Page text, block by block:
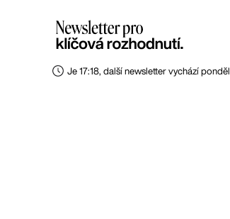
Je 17:18, další newsletter vychází